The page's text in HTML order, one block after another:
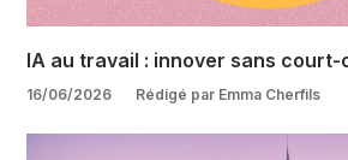
IA au travail : innover sans court-
16/06/2026 Rédigé par Emma Cherfils